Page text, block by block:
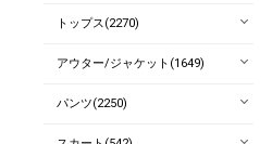
トップス(2270)
アウター/ジャケット(1649)
パンツ(2250)